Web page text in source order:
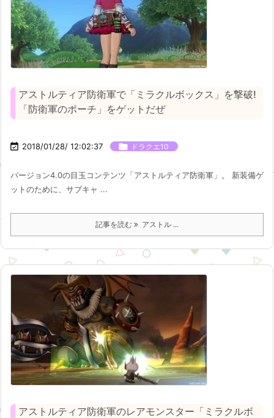
アストルティア防衛軍で「ミラクルボックス」を撃破!
「防衛軍のポーチ」をゲットだぜ
 2018/01/28/ 12:02:37  ドラクエ10
バージョン4.0の目玉コンテンツ「アストルティア防衛軍」。 新装備ゲ
ットのために、サブキャ ...
記事を読む アストル ...
アストルティア防衛軍のレアモンスター「ミラクルボ